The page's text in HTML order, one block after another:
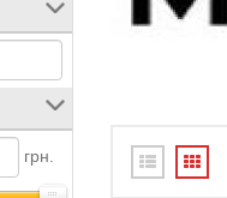
грн.